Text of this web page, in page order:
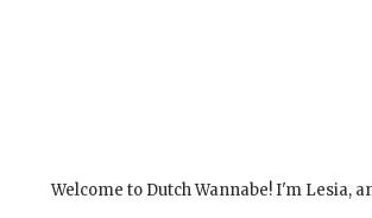
Welcome to Dutch Wannabe! I'm Lesia,